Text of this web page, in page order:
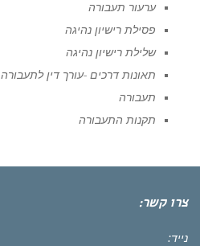
ערעור תעבורה
פסילת רישיון נהיגה
שלילת רישיון נהיגה
תאונות דרכים -עורך דין לתעבורה
תעבורה
תקנות התעבורה
צרו קשר:
נייד: